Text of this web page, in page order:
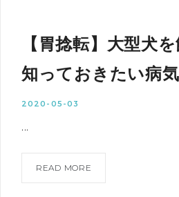
【胃捻転】大型犬
知っておきたい病気
2020-05-03
...
READ MORE